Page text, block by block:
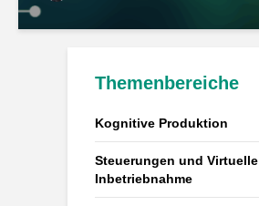
Themenbereiche
Kognitive Produktion
Steuerungen und Virtuelle
Inbetriebnahme